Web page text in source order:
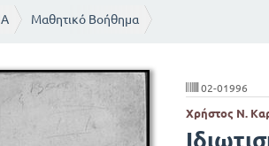
Μαθητικό Βοήθημα
02-01996
Χρήστος Ν.